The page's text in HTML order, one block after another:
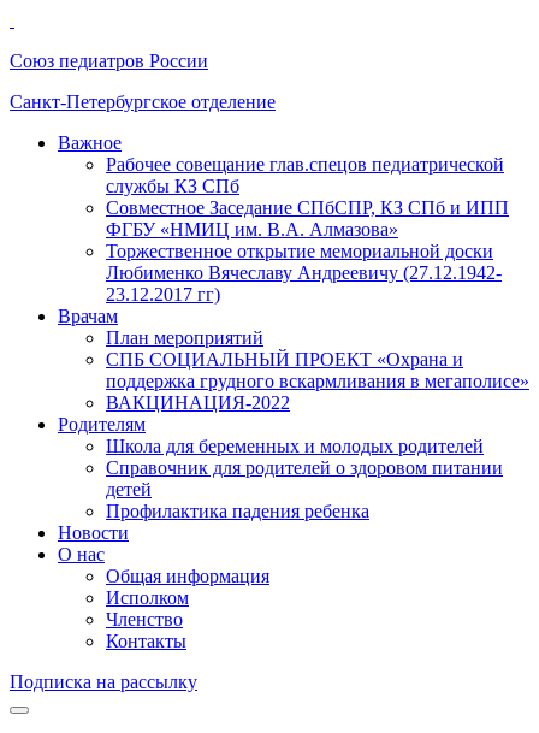
Союз педиатров России
Санкт-Петербургское отделение
Важное
Рабочее совещание глав.спецов педиатрической
службы КЗ СПб
Совместное Заседание СПбСПР, КЗ СПб и ИПП
ФГБУ «НМИЦ им. В.А. Алмазова»
Торжественное открытие мемориальной доски
Любименко Вячеславу Андреевичу (27.12.1942-
23.12.2017 гг)
Врачам
План мероприятий
СПБ СОЦИАЛЬНЫЙ ПРОЕКТ «Охрана и
поддержка грудного вскармливания в мегаполисе»
ВАКЦИНАЦИЯ-2022
Родителям
Школа для беременных и молодых родителей
Справочник для родителей о здоровом питании
детей
Профилактика падения ребенка
Новости
О нас
Общая информация
Исполком
Членство
Контакты
Подписка на рассылку